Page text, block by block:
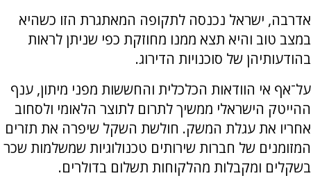
אדרבה, ישראל נכנסה לתקופה המאתגרת הזו כשהיא
במצב טוב והיא תצא ממנו מחוזקת כפי שניתן לראות
בהודעותיהן של סוכנויות הדירוג.
על־אף אי הוודאות הכלכלית והחששות מפני מיתון, ענף
ההייטק הישראלי ממשיך לתרום לתוצר הלאומי ולסחוב
אחריו את עגלת המשק. חולשת השקל שיפרה את תזרים
המזומנים של חברות שירותים טכנולוגיות שמשלמות שכר
בשקלים ומקבלות מהלקוחות תשלום בדולרים.